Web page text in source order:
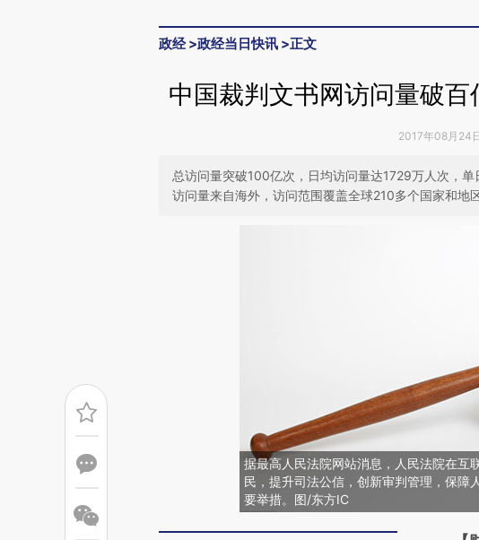
政经>政经当日快讯 >正文
中国裁判文书网访问量破
2017年08月24
总访问量突破100亿次，日均访问量达1729万人次，
访问量来自海外，访问范围覆盖全球210多个国家和地
据最高人民法院网站消息，人民法院在互
民，提升司法公信，创新审判管理，保障
要举措。图/东方IC